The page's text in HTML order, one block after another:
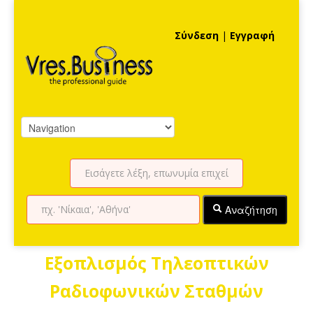
Σύνδεση | Εγγραφή
Αναζήτηση
Εξοπλισμός Τηλεοπτικών
Ραδιοφωνικών Σταθμών